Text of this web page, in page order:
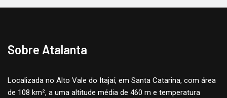
Sobre Atalanta
Localizada no Alto Vale do Itajaí, em Santa Catarina, com área
de 108 km², a uma altitude média de 460 m e temperatura